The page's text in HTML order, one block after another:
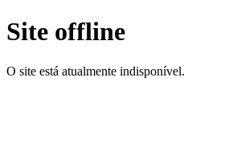
Site offline
O site está atualmente indisponível.